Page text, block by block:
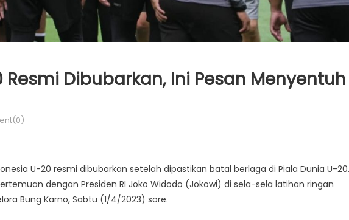
Resmi Dibubarkan, Ini Pesan Menyentuh
U-20 resmi dibubarkan setelah dipastikan batal berlaga di Piala Dunia U-20.
dengan Presiden RI Joko Widodo (Jokowi) di sela-sela latihan ringan
Bung Karno, Sabtu (1/4/2023) sore.